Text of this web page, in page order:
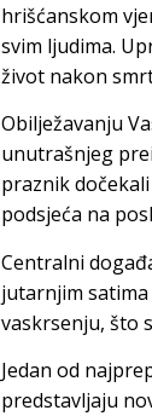
hrišćanskom
svim ljudima.
život nakon
Obilježavanju
unutrašnjeg
praznik
podsjeća na
Centralni
jutarnjim
vaskrsenju, što
Jedan od
predstavljaju